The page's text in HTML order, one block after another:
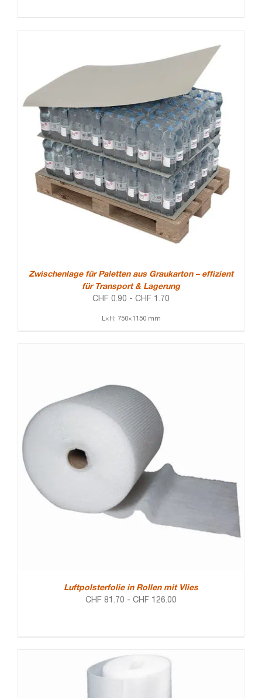
Zwischenlage für Paletten aus Graukarton – effizient
für Transport & Lagerung
CHF 0.90 - CHF 1.70
L×H: 750×1150 mm
Luftpolsterfolie in Rollen mit Vlies
CHF 81.70 - CHF 126.00